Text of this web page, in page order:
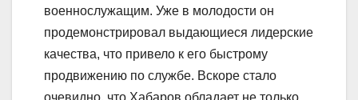
военнослужащим. Уже в молодости он
продемонстрировал выдающиеся лидерские
качества, что привело к его быстрому
продвижению по службе. Вскоре стало